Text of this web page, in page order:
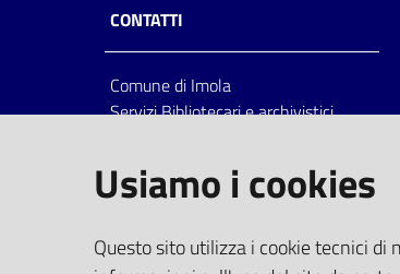
CONTATTI
Comune di Imola
Servizi Bibliotecari e archivistici
Italia
centralino: tel 0542.6026.36 fax
bim@comune.imola.bo.it
PEC
Usiamo i cookies
Questo sito utilizza i cookie tecnici di